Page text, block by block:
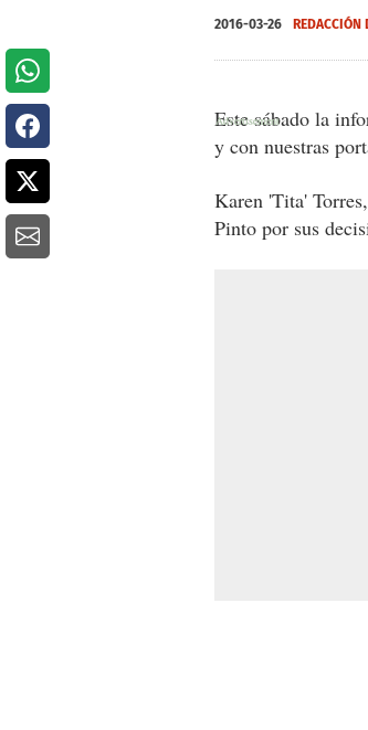
2016-03-26 REDACCIÓN
Este sábado la
y con nuestras
Karen 'Tita'
Pinto por sus